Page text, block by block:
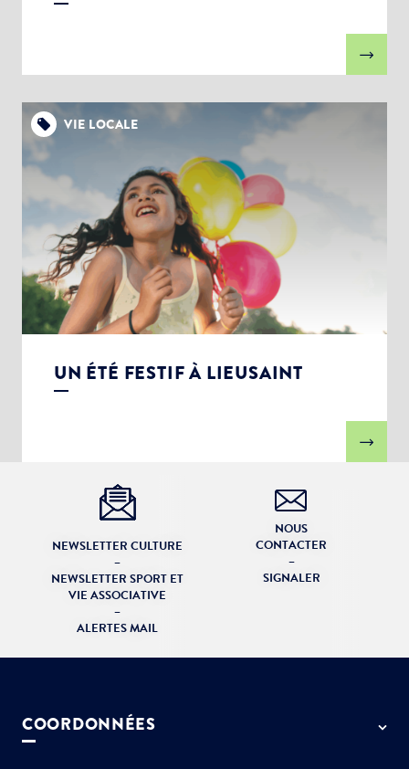
VIE LOCALE
UN ÉTÉ FESTIF À LIEUSAINT
NEWSLETTER CULTURE
–
NEWSLETTER SPORT ET
VIE ASSOCIATIVE
–
ALERTES MAIL
NOUS
CONTACTER
–
SIGNALER
COORDONNÉES